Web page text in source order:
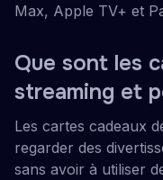
Max, Apple TV+ et
Que sont les
streaming et
Les cartes cadeaux
regarder des
sans avoir à utiliser